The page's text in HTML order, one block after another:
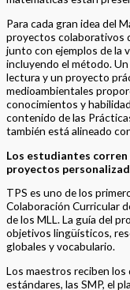
Para cada gran idea del
proyectos colaborativos
junto con ejemplos de la
incluyendo el método.
lectura y un proyecto
medioambientales
conocimientos y
contenido de las
también está alineado
Los estudiantes corren
proyectos
TPS es uno de los
Colaboración Curricular
de los MLL. La guía del
objetivos lingüísticos,
globales y vocabulario.
Los maestros reciben los
estándares, las SMP, el